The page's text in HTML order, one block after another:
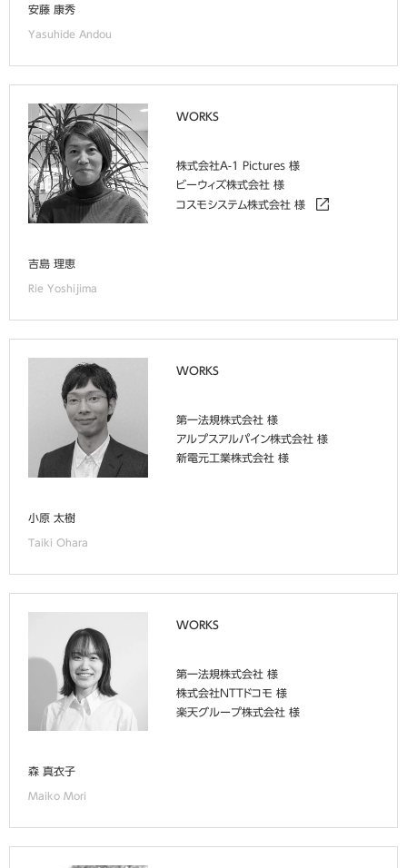
安藤 康秀
Yasuhide Andou
吉島 理恵
Rie Yoshijima
WORKS
株式会社A-1 Pictures 様
ビーウィズ株式会社 様
コスモシステム株式会社 様
小原 太樹
Taiki Ohara
WORKS
第一法規株式会社 様
アルプスアルパイン株式会社 様
新電元工業株式会社 様
森 真衣子
Maiko Mori
WORKS
第一法規株式会社 様
株式会社NTTドコモ 様
楽天グループ株式会社 様